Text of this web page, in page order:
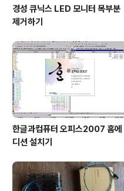
경성 큐닉스 LED 모니터 목부분
제거하기
한글과컴퓨터 오피스2007 홈에
디션 설치기